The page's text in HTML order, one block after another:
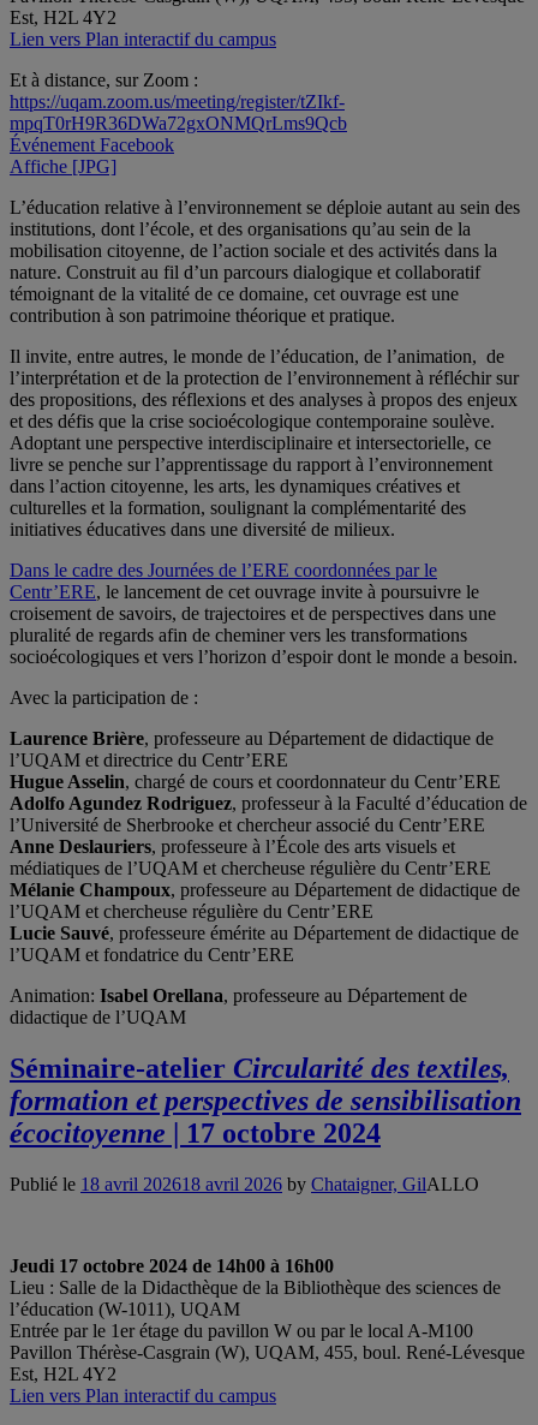
Est, H2L 4Y2
Lien vers Plan interactif du campus
Et à distance, sur Zoom :
https://uqam.zoom.us/meeting/register/tZIkf-
mpqT0rH9R36DWa72gxONMQrLms9Qcb
Événement Facebook
Affiche [JPG]
L’éducation relative à l’environnement se déploie autant au sein des
institutions, dont l’école, et des organisations qu’au sein de la
mobilisation citoyenne, de l’action sociale et des activités dans la
nature. Construit au fil d’un parcours dialogique et collaboratif
témoignant de la vitalité de ce domaine, cet ouvrage est une
contribution à son patrimoine théorique et pratique.
Il invite, entre autres, le monde de l’éducation, de l’animation, de
l’interprétation et de la protection de l’environnement à réfléchir sur
des propositions, des réflexions et des analyses à propos des enjeux
et des défis que la crise socioécologique contemporaine soulève.
Adoptant une perspective interdisciplinaire et intersectorielle, ce
livre se penche sur l’apprentissage du rapport à l’environnement
dans l’action citoyenne, les arts, les dynamiques créatives et
culturelles et la formation, soulignant la complémentarité des
initiatives éducatives dans une diversité de milieux.
Dans le cadre des Journées de l’ERE coordonnées par le
Centr’ERE, le lancement de cet ouvrage invite à poursuivre le
croisement de savoirs, de trajectoires et de perspectives dans une
pluralité de regards afin de cheminer vers les transformations
socioécologiques et vers l’horizon d’espoir dont le monde a besoin.
Avec la participation de :
Laurence Brière, professeure au Département de didactique de
l’UQAM et directrice du Centr’ERE
Hugue Asselin, chargé de cours et coordonnateur du Centr’ERE
Adolfo Agundez Rodriguez, professeur à la Faculté d’éducation de
l’Université de Sherbrooke et chercheur associé du Centr’ERE
Anne Deslauriers, professeure à l’École des arts visuels et
médiatiques de l’UQAM et chercheuse régulière du Centr’ERE
Mélanie Champoux, professeure au Département de didactique de
l’UQAM et chercheuse régulière du Centr’ERE
Lucie Sauvé, professeure émérite au Département de didactique de
l’UQAM et fondatrice du Centr’ERE
Animation: Isabel Orellana, professeure au Département de
didactique de l’UQAM
Séminaire-atelier Circularité des textiles,
formation et perspectives de sensibilisation
écocitoyenne | 17 octobre 2024
Publié le 18 avril 202618 avril 2026 by Chataigner, GilALLO
Jeudi 17 octobre 2024 de 14h00 à 16h00
Lieu : Salle de la Didacthèque de la Bibliothèque des sciences de
l’éducation (W-1011), UQAM
Entrée par le 1er étage du pavillon W ou par le local A-M100
Pavillon Thérèse-Casgrain (W), UQAM, 455, boul. René-Lévesque
Est, H2L 4Y2
Lien vers Plan interactif du campus